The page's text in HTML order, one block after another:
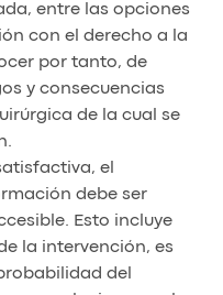
entre las opciones
con el derecho a la
por tanto, de
y consecuencias
de la cual se
el
debe ser
Esto incluye
la intervención, es
del